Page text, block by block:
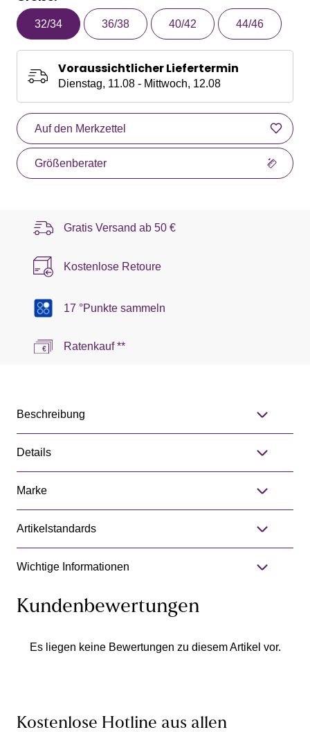
32/34 36/38 40/42 44/46
Voraussichtlicher Liefertermin
Dienstag, 11.08 - Mittwoch, 12.08
Auf den Merkzettel
Größenberater
Gratis Versand ab 50 €
Kostenlose Retoure
17 °Punkte sammeln
Ratenkauf **
Beschreibung
Details
Marke
Artikelstandards
Wichtige Informationen
Kundenbewertungen
Es liegen keine Bewertungen zu diesem Artikel vor.
Kostenlose Hotline aus allen